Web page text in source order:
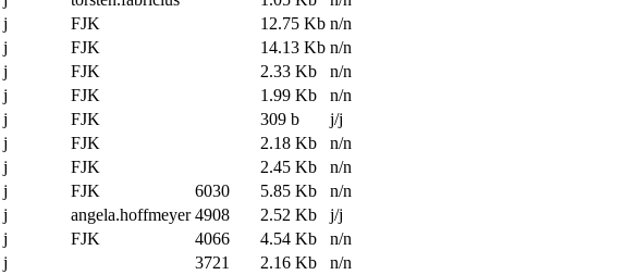
j FJK 12.75 Kb n/n
j FJK 14.13 Kb n/n
j FJK 2.33 Kb
n/n
j FJK 1.99 Kb
n/n
j FJK 309 b
j/j
j FJK 2.18 Kb
n/n
j FJK 2.45 Kb
n/n
j FJK 6030 5.85 Kb
n/n
j angela.hoffmeyer 4908 2.52 Kb
j/j
j FJK 4066 4.54 Kb
n/n
j 3721 2.16 Kb
n/n